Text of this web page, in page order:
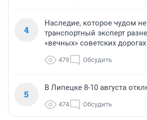
4
Наследие, которое чудом
транспортный эксперт
«вечных» советских дорогах
479 Обсудить
5
В Липецке 8-10 августа
474 Обсудить